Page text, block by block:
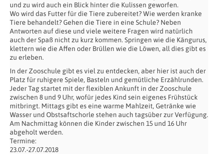
und zu wird auch ein Blick hinter die Kulissen geworfen.
Wo wird das Futter für die Tiere zubereitet? Wie werden kranke
Tiere behandelt? Gehen die Tiere in eine Schule? Neben
Antworten auf diese und viele weitere Fragen wird natürlich
auch der Spaß nicht zu kurz kommen. Springen wie die Kängurus,
klettern wie die Affen oder Brüllen wie die Löwen, all dies gibt es
zu erleben.
In der Zooschule gibt es viel zu entdecken, aber hier ist auch der
Platz für ruhigere Spiele, Basteln und gemütliche Erzählrunden.
Jeder Tag startet mit der flexiblen Ankunft in der Zooschule
zwischen 8 und 9 Uhr, wofür jedes Kind sein eigenes Frühstück
mitbringt. Mittags gibt es eine warme Mahlzeit, Getränke wie
Wasser und Obstsaftschorle stehen auch tagsüber zur Verfügung.
Am Nachmittag können die Kinder zwischen 15 und 16 Uhr
abgeholt werden.
Termine:
23.07.-27.07.2018